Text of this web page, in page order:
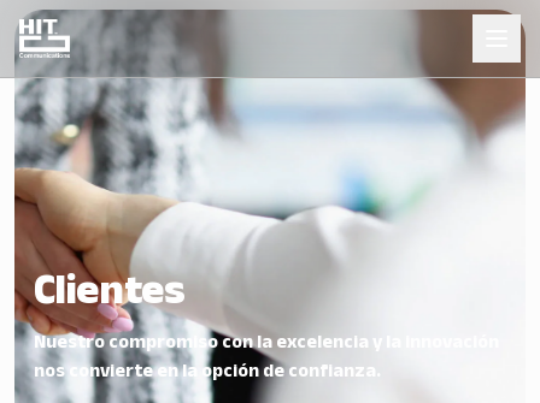
Clientes
Nuestro compromiso con la excelencia y la innovación
nos convierte en la opción de confianza.